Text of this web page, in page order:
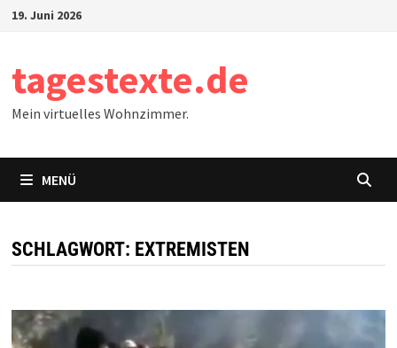
Zum19. Juni 2026
tagestexte.de
Mein virtuelles Wohnzimmer.
MENÜ
SCHLAGWORT: EXTREMISTEN